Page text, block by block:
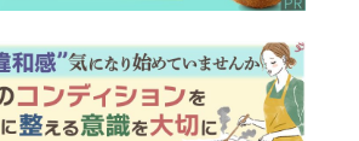
り＞
『風、薫る』主演の見上愛「りんは恋愛
に鈍感。やっと自分の気持ちを自覚する
ように」